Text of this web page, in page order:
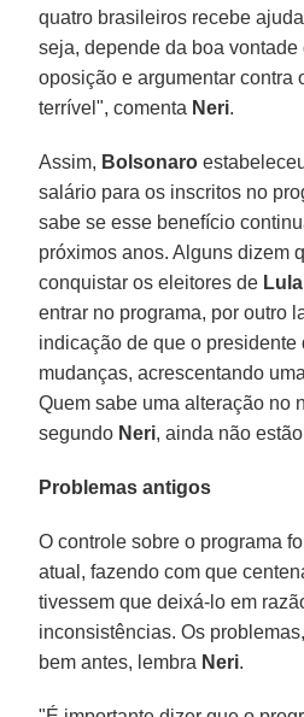
quatro brasileiros recebe
seja, depende da boa
oposição e argumentar contra
terrível", comenta Neri.
Assim, Bolsonaro
salário para os inscritos no
sabe se esse benefício
próximos anos. Alguns dizem
conquistar os eleitores de Lula
entrar no programa, por outro
indicação de que o presidente
mudanças, acrescentando
Quem sabe uma alteração no
segundo Neri, ainda não
Problemas antigos
O controle sobre o programa
atual, fazendo com que
tivessem que deixá-lo em
inconsistências. Os
bem antes, lembra Neri.